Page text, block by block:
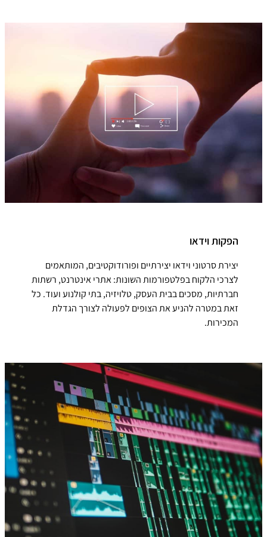
הפקות וידאו
יצירת סרטוני וידאו יצירתיים ופורודוקטיבים, המותאמים
לצרכי הלקוח בפלטפורמות השונות: אתרי אינטרנט, רשתות
חברתיות, מסכים בבית העסק, טלויזיה, בתי קולנוע ועוד. כל
זאת במטרה להניע את הצופים לפעולה לצורך הגדלת
המכירות.